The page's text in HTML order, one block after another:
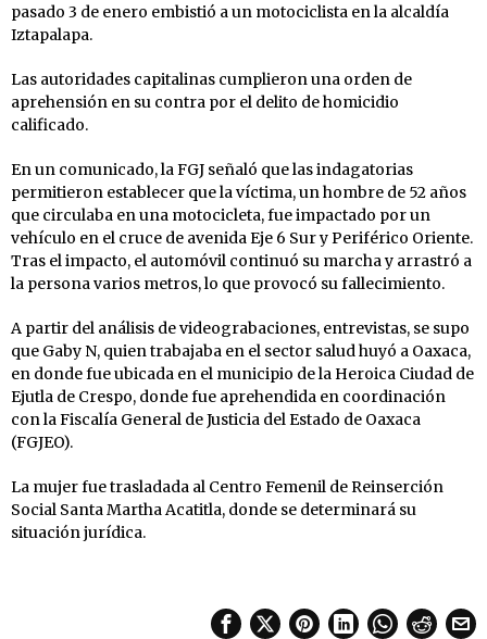
pasado 3 de enero embistió a un motociclista en la alcaldía
Iztapalapa.
Las autoridades capitalinas cumplieron una orden de
aprehensión en su contra por el delito de homicidio
calificado.
En un comunicado, la FGJ señaló que las indagatorias
permitieron establecer que la víctima, un hombre de 52 años
que circulaba en una motocicleta, fue impactado por un
vehículo en el cruce de avenida Eje 6 Sur y Periférico Oriente.
Tras el impacto, el automóvil continuó su marcha y arrastró a
la persona varios metros, lo que provocó su fallecimiento.
A partir del análisis de videograbaciones, entrevistas, se supo
que Gaby N, quien trabajaba en el sector salud huyó a Oaxaca,
en donde fue ubicada en el municipio de la Heroica Ciudad de
Ejutla de Crespo, donde fue aprehendida en coordinación
con la Fiscalía General de Justicia del Estado de Oaxaca
(FGJEO).
La mujer fue trasladada al Centro Femenil de Reinserción
Social Santa Martha Acatitla, donde se determinará su
situación jurídica.